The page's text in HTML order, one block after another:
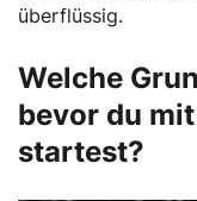
überflüssig.
Welche
bevor du
startest?